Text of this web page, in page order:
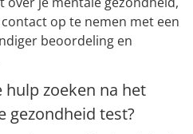
op te nemen met een
beoordeling en
zoeken na het
gezondheid test?